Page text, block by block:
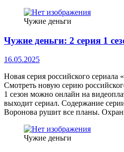
Чужие деньги
Чужие деньги: 2 серия 1
16.05.2025
Новая серия российского сериала
Смотреть новую серию
1 сезон можно онлайн на
выходит сериал. Содержание
Воронова рушит все планы.
Чужие деньги